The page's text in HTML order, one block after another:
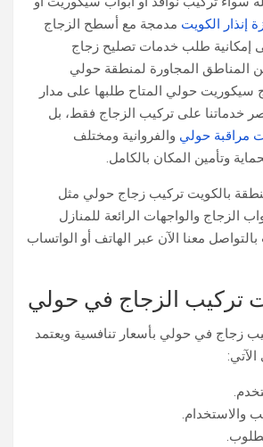
إنذار الكويت مدمجة مع أسطح الزجاج
إمكانية طلب خدمات تصليح زجاج
من المناطق المجاورة لمنطقة حولي
حولي المتاح طلبها على مدار
خدماتنا على تركيب الزجاج فقط، بل
مراقبة حولي والفروانية ومختلف
وتأمين المكان بالكامل.
بالكويت تركيب زجاج حولي مثل
الزجاج والواجهات الرائعة للمنازل
معنا الآن عبر الهاتف أو الواتساب
تركيب الزجاج في حولي
زجاج في حولي بأسعار تنافسية ويعتمد
والاستخدام.